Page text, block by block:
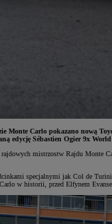
Monte Carlo pokazano nową
edycję Sébastien Ogier 9x
mistrzostw Rajdu
specjalnymi jak Col de
w historii, przed Elfynem